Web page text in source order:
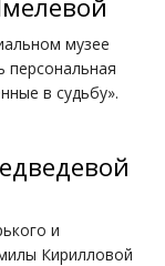
музее
в судьбу».
и
Кирилловой